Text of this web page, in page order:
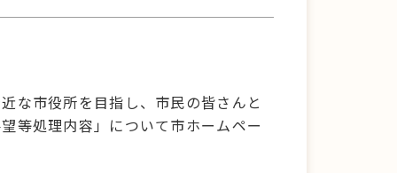
な市役所を目指し、市民の皆さんと
等処理内容」について市ホームペー